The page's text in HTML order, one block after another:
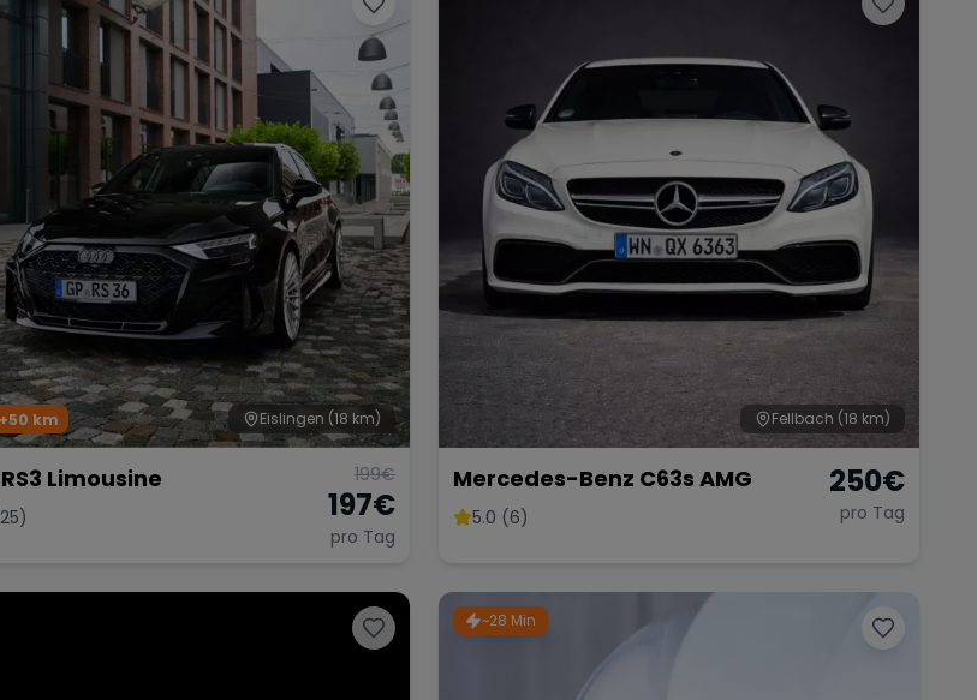
Eislingen (18 km)
+50 km
Limousine 199€
197€
pro Tag
Fellbach (18 km)
Mercedes-Benz C63s AMG
5.0 (6)
250€
pro Tag
~28 Min